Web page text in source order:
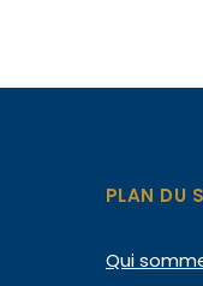
PLAN DU
Qui